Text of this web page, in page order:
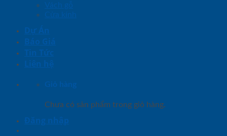
Vách gỗ
Cửa kính
Dự Án
Báo Giá
Tin Tức
Liên hệ
Giỏ hàng
Chưa có sản phẩm trong giỏ hàng.
Đăng nhập